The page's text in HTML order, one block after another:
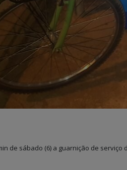
de sábado (6) a guarnição de